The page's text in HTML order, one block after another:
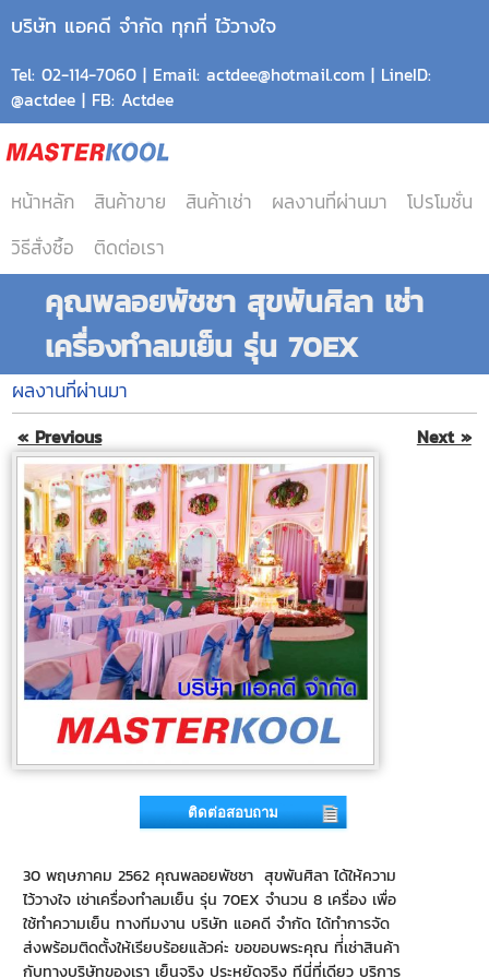
บริษัท แอคดี จำกัด ทุกที่ ไว้วางใจ
Tel: 02-114-7060 | Email: actdee@hotmail.com | LineID:
@actdee | FB: Actdee
หน้าหลัก สินค้าขาย สินค้าเช่า ผลงานที่ผ่านมา
โปรโมชั่น
วิธีสั่งซื้อ
ติดต่อเรา
คุณพลอยพัชชา สุขพันศิลา เช่า
เครื่องทำลมเย็น รุ่น 70EX
ผลงานที่ผ่านมา
« Previous Next »
30 พฤษภาคม 2562 คุณพลอยพัชชา สุขพันศิลา ได้ให้ความ
ไว้วางใจ เช่าเครื่องทำลมเย็น รุ่น 70EX จำนวน 8 เครื่อง เพื่อ
ใช้ทำความเย็น ทางทีมงาน บริษัท แอคดี จำกัด ได้ทำการจัด
ส่งพร้อมติดตั้งให้เรียบร้อยแล้วค่ะ ขอขอบพระคุณ ที่่เช่าสินค้า
กับทางบริษัทของเรา เย็นจริง ประหยัดจริง ทีนี่ที่เดียว บริการ